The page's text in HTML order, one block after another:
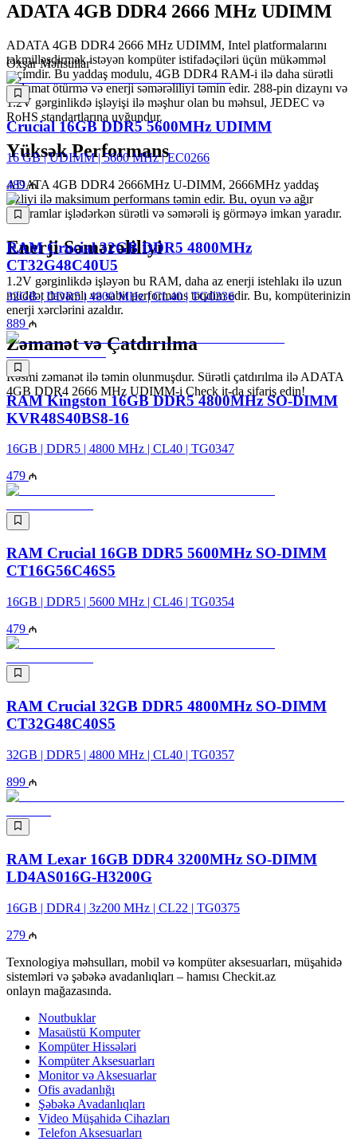
ADATA 4GB DDR4 2666 MHz UDIMM
ADATA 4GB DDR4 2666 MHz UDIMM, Intel platformalarını
təkmilləşdirmək istəyən kompüter istifadəçiləri üçün mükəmməl
seçimdir. Bu yaddaş modulu, 4GB DDR4 RAM-i ilə daha sürətli
məlumat ötürmə və enerji səmərəliliyi təmin edir. 288-pin dizaynı və
1.2V gərginlikdə işləyişi ilə məşhur olan bu məhsul, JEDEC və
RoHS standartlarına uyğundur.
Yüksək Performans
ADATA 4GB DDR4 2666MHz U-DIMM, 2666MHz yaddaş
tezliyi ilə maksimum performans təmin edir. Bu, oyun və ağır
proqramlar işlədərkən sürətli və səmərəli iş görməyə imkan yaradır.
Enerji Səmərəliliyi
1.2V gərginlikdə işləyən bu RAM, daha az enerji istehlakı ilə uzun
müddət davamlı və sabit performans təqdim edir. Bu, kompüterinizin
enerji xərclərini azaldır.
Zəmanət və Çatdırılma
Rəsmi zəmanət ilə təmin olunmuşdur. Sürətli çatdırılma ilə ADATA
4GB DDR4 2666 MHz UDIMM-i Check it-da sifariş edin!
Oxşar Məhsullar
Crucial 16GB DDR5 5600MHz UDIMM
16 GB | UDIMM | 5600 MHz | EC0266
489
RAM Crucial 32GB DDR5 4800MHz
CT32G48C40U5
32GB | DDR5 | 4800 MHz | CL40 | TG0336
889
RAM Kingston 16GB DDR5 4800MHz SO-DIMM
KVR48S40BS8-16
16GB | DDR5 | 4800 MHz | CL40 | TG0347
479
RAM Crucial 16GB DDR5 5600MHz SO-DIMM
CT16G56C46S5
16GB | DDR5 | 5600 MHz | CL46 | TG0354
479
RAM Crucial 32GB DDR5 4800MHz SO-DIMM
CT32G48C40S5
32GB | DDR5 | 4800 MHz | CL40 | TG0357
899
RAM Lexar 16GB DDR4 3200MHz SO-DIMM
LD4AS016G-H3200G
16GB | DDR4 | 3z200 MHz | CL22 | TG0375
279
Texnologiya məhsulları, mobil və kompüter aksesuarları, müşahidə
sistemləri və şəbəkə avadanlıqları – hamısı Checkit.az
onlayn mağazasında.
Noutbuklar
Masaüstü Komputer
Kompüter Hissələri
Kompüter Aksesuarları
Monitor və Aksesuarlar
Ofis avadanlığı
Şəbəkə Avadanlıqları
Video Müşahidə Cihazları
Telefon Aksesuarları